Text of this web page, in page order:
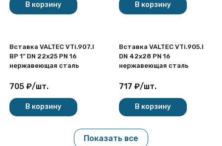
В корзину В корзину
Вставка VALTEC VTi.907.I
ВР 1" DN 22x25 PN 16
нержавеющая сталь
705 ₽/шт.
В корзину
Вставка VALTEC VTi.905.I
DN 42x28 PN 16
нержавеющая сталь
717 ₽/шт.
В корзину
Показать все